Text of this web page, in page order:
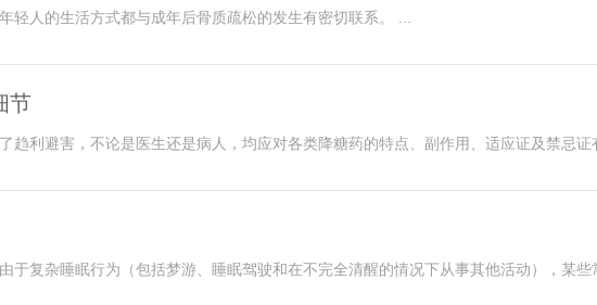
轻人的生活方式都与成年后骨质疏松的发生有密切联系。 ...
节
利避害，不论是医生还是病人，均应对各类降糖药的特点、副作用、适应证及禁忌证
复杂睡眠行为（包括梦游、睡眠驾驶和在不完全清醒的情况下从事其他活动），某些